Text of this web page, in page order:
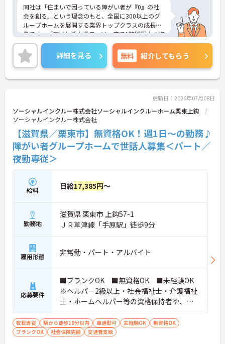
同社は「住まいで困っている障がい者が『0』の社
会を創る」という理念のもと、全国に300以上のグ
ループホームを展開する業界トップクラスの成長企
業です。「広域生活支援員」は、車で1時間圏内の複
数施設を横断的に担当し、現場支援とパートスタッ
フのサポートを行うハイクラスなポジションです。
最新設備とバリアフリーが完備され、スタッフの身
体的負担が少なく、広域手当5万円が付与されるこ
とで高い給与水準を実現しています。年間休日114
効率化など、ワークライフバランスを保ちながら定
年70歳まで長期的に活躍できる制度が盤石に整って
います。複数施設を経験することで培われるマネジ
メント視点は、将来的なエリアマネージャーへのキ
ャリアアップにも直結しており、最新の環境で専門
性を発揮したいプロフェッショナルの方にお勧めで
す。
★おすすめPOINT★
・広域支援員として複数のホームを巡るため、各ホ
ームのパートスタッフの教育やサポートにも携わる
営や人材育成の視点を養うことで、将来のエリアマ
ネージャー候補としてのステップアップに直結しま
す。
ます。年間休日も114日確保されているため、無理
なく長期的なキャリアを築いていただけます。
・全施設がバリアフリー設計かつ最新設備を備えて
おり、清潔感にあふれた美しい環境です。ハード面
に加え、ソフト面でも「献立の事前決定・レシピ完
備」により現場の負担が大幅に軽減されています。
ご利用者様の安全性はもちろん、働くスタッフにと
っても身体的負担が少なく、高いモチベーションを
保って業務に集中できます。
詳細を見る 無料 紹介してもらう
更新日：2026年07月08日
ソーシャルインクルー株式会社ソーシャルインクルーホーム栗東上鈎
ソーシャルインクルー株式会社
【滋賀県／栗東市】無資格OK！週1日～の勤務♪
障がい者グループホームで世話人募集＜パート／
夜勤専従＞
給料 日給17,385円～
勤務地
滋賀県 栗東市 上鈎57-1
ＪＲ草津線「手原駅」徒歩9分
雇用形態 非常勤・パート・アルバイト
応募要件
■ブランクOK ■無資格OK ■未経験OK
※ヘルパー2級以上・社会福祉士・介護福祉
士・ホームヘルパー等の資格保持者や、福
祉系業務経験者、障害者支援施設経験者、
生活支援員、障害者支援員、就労支援員、
生活相談員等の経験歓迎
夜勤専従 駅から徒歩10分以内 車通勤可 未経験OK
無資格OK
ブランクOK
社会保険完備 交通費支給